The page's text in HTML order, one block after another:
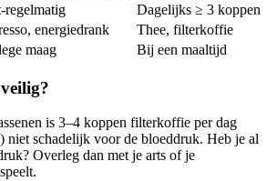
regelmatig
Dagelijks ≥ 3 koppen
energiedrank
Thee, filterkoffie
maag Bij een maaltijd
is 3–4 koppen filterkoffie per dag
niet schadelijk voor de bloeddruk. Heb je al
Overleg dan met je arts of je